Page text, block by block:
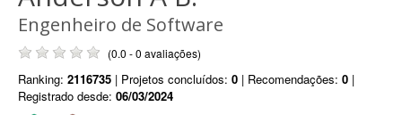
Engenheiro de Software
(0.0 - 0 avaliações)
Ranking: 2116735 | Projetos concluídos: 0 | Recomendações: 0 |
Registrado desde: 06/03/2024